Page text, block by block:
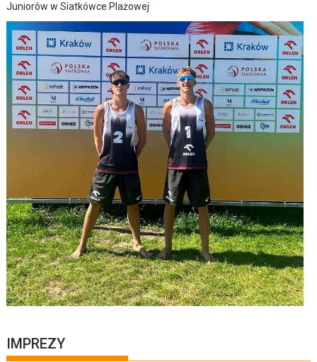
Juniorów w Siatkówce Plażowej
IMPREZY